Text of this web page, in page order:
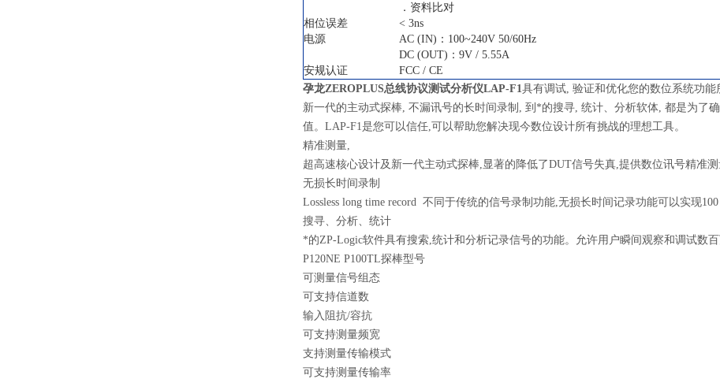
．资料比对
相位误差
< 3ns
电源
AC (IN)：100~240V 50/60Hz
DC (OUT)：9V / 5.55A
安规认证
FCC / CE
孕龙ZEROPLUS总线协议测试分析仪LAP-F1具有调试, 验证和优化您的数位系统功能
新一代的主动式探棒, 不漏讯号的长时间录制, 到*的搜寻, 统计、分析软体, 都是为了
值。LAP-F1是您可以信任,可以帮助您解决现今数位设计所有挑战的理想工具。
精准测量,
超高速核心设计及新一代主动式探棒,显著的降低了DUT信号失真,提供数位讯号精准测
无损长时间录制
Lossless long time record 不同于传统的信号录制功能,无损长时间记录功能可以实现100
搜寻、分析、统计
*的ZP-Logic软件具有搜索,统计和分析记录信号的功能。允许用户瞬间观察和调试数百
P120NE P100TL探棒型号
可测量信号组态
可支持信道数
输入阻抗/容抗
可支持测量频宽
支持测量传输模式
可支持测量传输率